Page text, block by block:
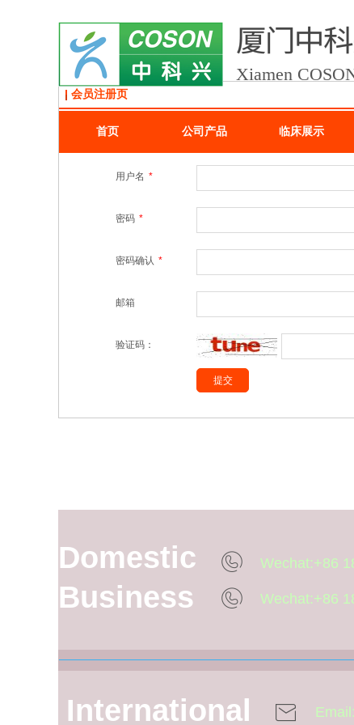
Xiamen
首页 公司产品 临床展示
会员注册页
用户名 *
密码 *
密码确认 *
邮箱
验证码：
Domestic
Business
Wechat:+86
Wechat:+86
International